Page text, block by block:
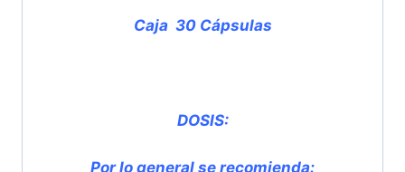
Caja 30 Cápsulas
DOSIS:
Por lo general se recomienda: